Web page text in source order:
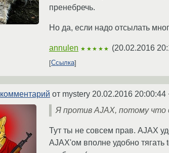
пренебречь.
Но да, если надо отсылать
annulen ★★★★★ (20.02.2016
Ссылка
комментарий от mystery 20.02.2016 20:00:44
Я против AJAX, потому
Тут ты не совсем прав. AJAX
AJAX'ом вполне удобно тягать